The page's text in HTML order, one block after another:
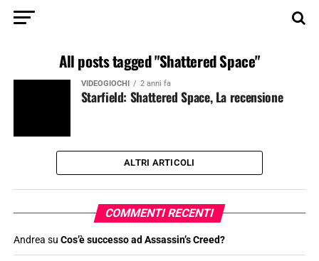
All posts tagged "Shattered Space"
VIDEOGIOCHI 2 anni fa
Starfield: Shattered Space, La recensione
ALTRI ARTICOLI
COMMENTI RECENTI
Andrea su Cos’è successo ad Assassin’s Creed?